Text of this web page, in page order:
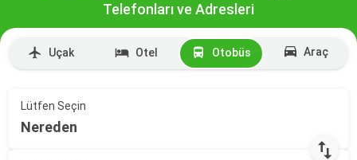
Telefonları ve Adresleri
Uçak Otel Otobüs Araç
Lütfen Seçin
Nereden